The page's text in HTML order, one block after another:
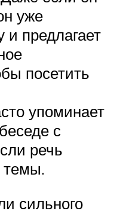
уже
предлагает
посетить
упоминает
с
речь
темы.
сильного